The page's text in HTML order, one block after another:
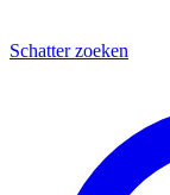
Schatter zoeken